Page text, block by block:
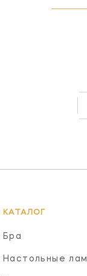
КАТАЛОГ
Бра
Настольные